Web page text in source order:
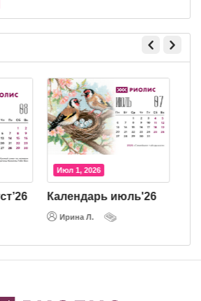
Июл 1, 2026
Календарь июль'26
Ирина Л.